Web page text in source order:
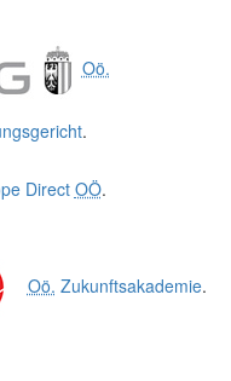
Oö.
.
Direct OÖ.
Oö. Zukunftsakademie.